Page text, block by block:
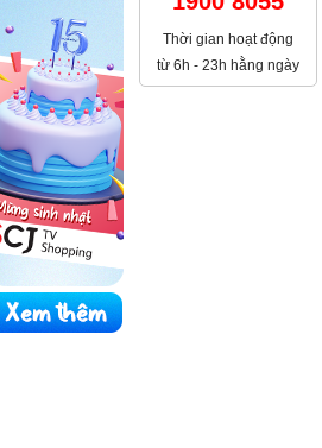
Thời gian hoạt động
từ 6h - 23h hằng ngày